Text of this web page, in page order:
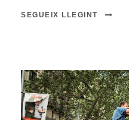
SEGUEIX LLEGINT